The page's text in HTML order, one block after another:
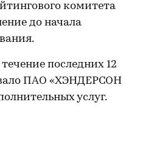
комитета
до начала
последних 12
ПАО «ХЭНДЕРСОН
услуг.